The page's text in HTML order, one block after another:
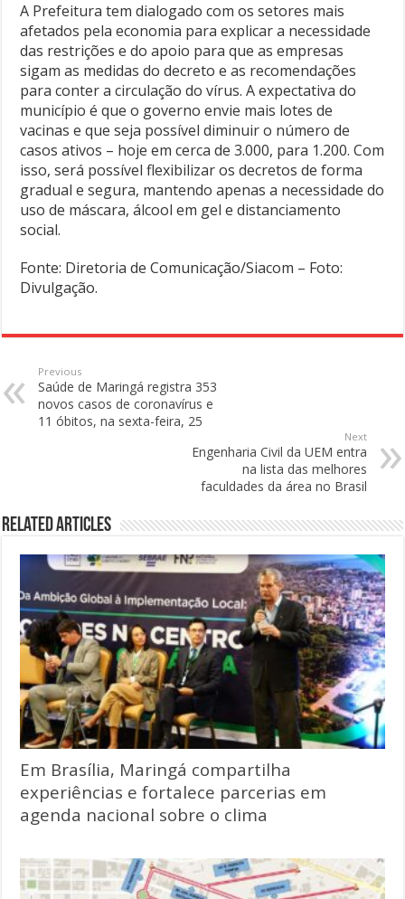
A Prefeitura tem dialogado com os setores mais
afetados pela economia para explicar a necessidade
das restrições e do apoio para que as empresas
sigam as medidas do decreto e as recomendações
para conter a circulação do vírus. A expectativa do
município é que o governo envie mais lotes de
vacinas e que seja possível diminuir o número de
casos ativos – hoje em cerca de 3.000, para 1.200. Com
isso, será possível flexibilizar os decretos de forma
gradual e segura, mantendo apenas a necessidade do
uso de máscara, álcool em gel e distanciamento
social.
Fonte: Diretoria de Comunicação/Siacom – Foto:
Divulgação.
Previous
Saúde de Maringá registra 353
novos casos de coronavírus e
11 óbitos, na sexta-feira, 25
Next
Engenharia Civil da UEM entra
na lista das melhores
faculdades da área no Brasil
Related Articles
Em Brasília, Maringá compartilha
experiências e fortalece parcerias em
agenda nacional sobre o clima